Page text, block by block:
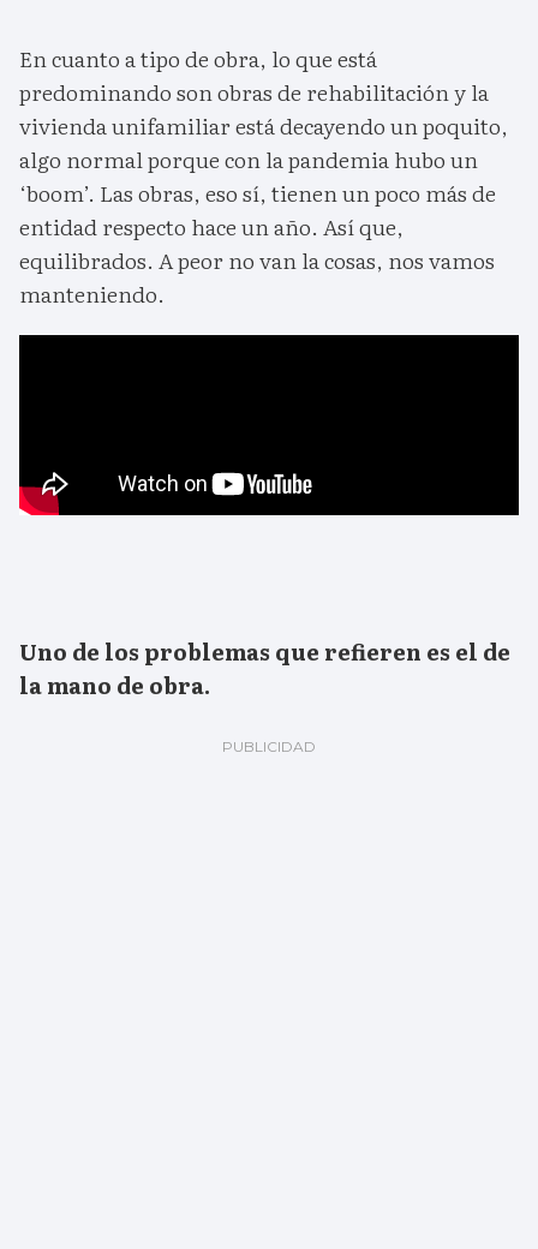
En cuanto a tipo de obra, lo que está
predominando son obras de rehabilitación y la
vivienda unifamiliar está decayendo un poquito,
algo normal porque con la pandemia hubo un
‘boom’. Las obras, eso sí, tienen un poco más de
entidad respecto hace un año. Así que,
equilibrados. A peor no van la cosas, nos vamos
manteniendo.
Uno de los problemas que refieren es el de
la mano de obra.